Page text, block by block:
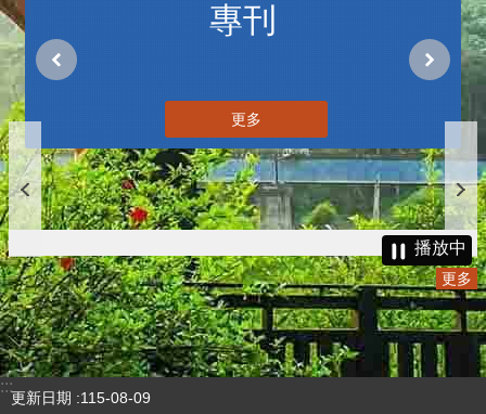
專刊
更多
播放中
更多
:::
更新日期
115-08-09